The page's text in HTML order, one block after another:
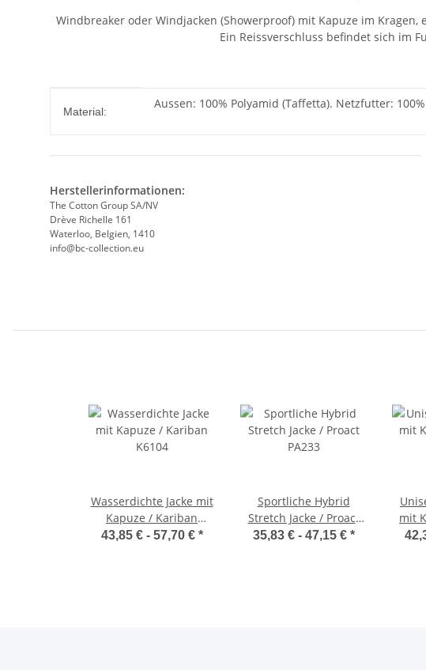
Windbreaker oder Windjacken (Showerproof) mit Kapuze im
Ein Reissverschluss befindet sich im
Produkteigenschaft
Material:
Aussen: 100% Polyamid (Taffetta). Netzfutter:
Herstellerinformationen:
The Cotton Group SA/NV
Drève Richelle 161
Waterloo, Belgien, 1410
info@bc-collection.eu
Wasserdichte Jacke mit
Kapuze / Kariban
K6104
43,85 € - 57,70 € *
Sportliche Hybrid
Stretch Jacke / Proact
PA233
35,83 € - 47,15 € *
mit